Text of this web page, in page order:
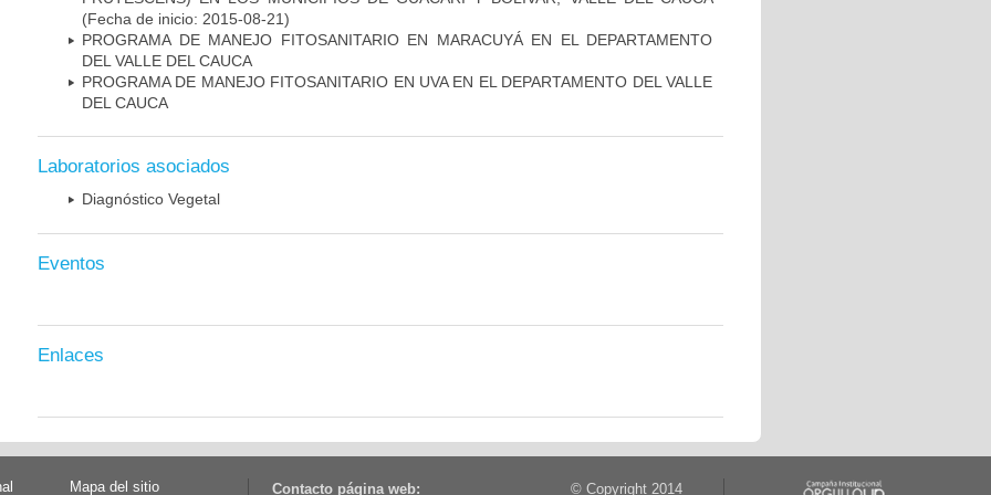
(Fecha de inicio: 2015-08-21)
PROGRAMA DE MANEJO FITOSANITARIO EN MARACUYÁ EN EL DEPARTAMENTO
DEL VALLE DEL CAUCA
PROGRAMA DE MANEJO FITOSANITARIO EN UVA EN EL DEPARTAMENTO DEL VALLE
DEL CAUCA
Laboratorios asociados
Diagnóstico Vegetal
Eventos
Enlaces
Mapa del sitio Contacto página web: © Copyright 2014